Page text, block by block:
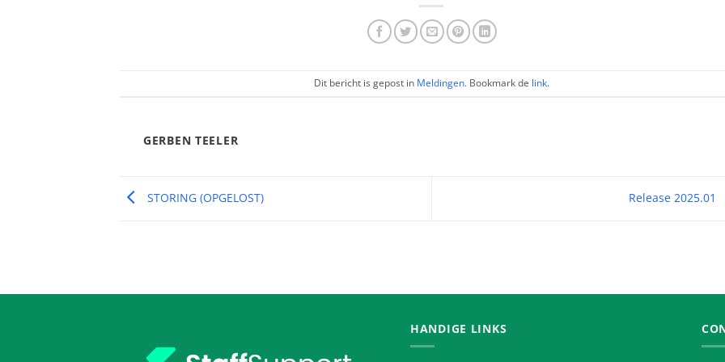
Dit bericht is gepost in Meldingen. Bookmark de link.
GERBEN TEELER
STORING (OPGELOST) Release 2025.01
HANDIGE LINKS